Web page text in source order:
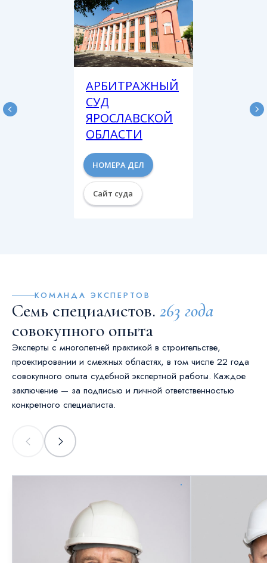
АРБИТРАЖНЫЙ
СУД
ЯРОСЛАВСКОЙ
ОБЛАСТИ
НОМЕРА ДЕЛ
Сайт суда
КОМАНДА ЭКСПЕРТОВ
Семь специалистов. 263 года
совокупного опыта
Эксперты с многолетней практикой в строительстве,
проектировании и смежных областях, в том числе 22 года
совокупного опыта судебной экспертной работы. Каждое
заключение — за подписью и личной ответственностью
конкретного специалиста.